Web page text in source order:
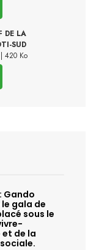
DE LA
SUD
| 420 Ko
Gando
gala de
sous le
et de la